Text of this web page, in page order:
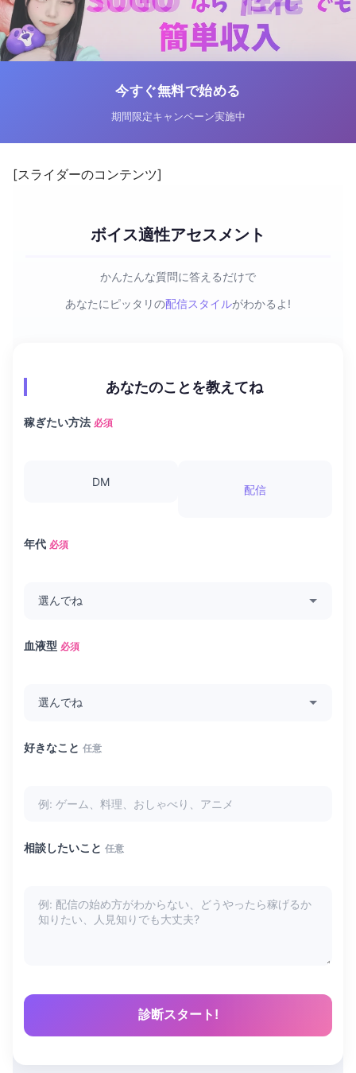
今すぐ無料で始める
期間限定キャンペーン実施中
[スライダーのコンテンツ]
ボイス適性アセスメント
かんたんな質問に答えるだけで
あなたにピッタリの配信スタイルがわかるよ!
あなたのことを教えてね
稼ぎたい方法 必須
DM
配信
年代 必須
血液型 必須
好きなこと 任意
相談したいこと 任意
診断スタート!